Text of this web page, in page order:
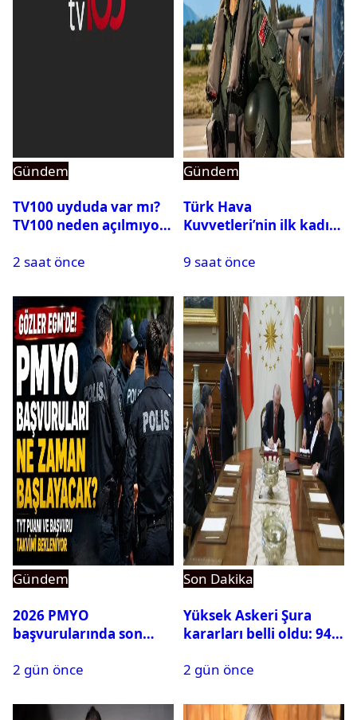
Gündem
TV100 uyduda var mı?
TV100 neden açılmıyor?
2 saat önce
Gündem
Türk Hava
Kuvvetleri’nin ilk kadın
Karapınar hakkında
ortaya çıktı
9 saat önce
Gündem
2026 PMYO
başvurularında son
2 gün önce
Son Dakika
Yüksek Askeri Şura
kararları belli oldu: 94
2 gün önce